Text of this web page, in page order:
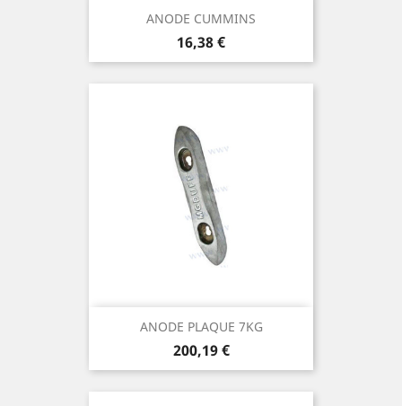
ANODE CUMMINS
Prix
16,38 €
ANODE PLAQUE 7KG
Prix
200,19 €